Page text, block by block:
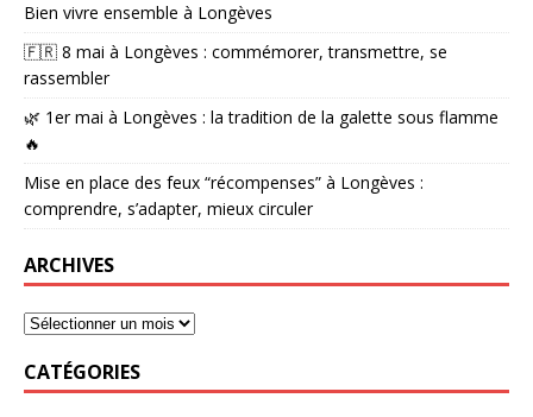
Bien vivre ensemble à Longèves
🇫🇷 8 mai à Longèves : commémorer, transmettre, se
rassembler
🌿 1er mai à Longèves : la tradition de la galette sous flamme
🔥
Mise en place des feux “récompenses” à Longèves :
comprendre, s’adapter, mieux circuler
ARCHIVES
CATÉGORIES